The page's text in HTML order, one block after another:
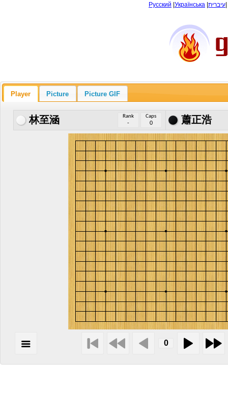
Русский Українська עיברית
Player Picture Picture GIF
林至涵 Rank
-
Caps
0 蕭正浩